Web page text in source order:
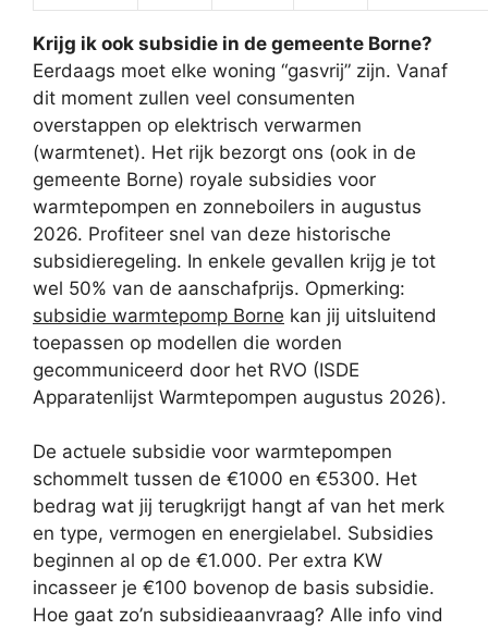
Krijg ik ook subsidie in de gemeente Borne?
Eerdaags moet elke woning “gasvrij” zijn. Vanaf
dit moment zullen veel consumenten
overstappen op elektrisch verwarmen
(warmtenet). Het rijk bezorgt ons (ook in de
gemeente Borne) royale subsidies voor
warmtepompen en zonneboilers in augustus
2026. Profiteer snel van deze historische
subsidieregeling. In enkele gevallen krijg je tot
wel 50% van de aanschafprijs. Opmerking:
subsidie warmtepomp Borne kan jij uitsluitend
toepassen op modellen die worden
gecommuniceerd door het RVO (ISDE
Apparatenlijst Warmtepompen augustus 2026).
De actuele subsidie voor warmtepompen
schommelt tussen de €1000 en €5300. Het
bedrag wat jij terugkrijgt hangt af van het merk
en type, vermogen en energielabel. Subsidies
beginnen al op de €1.000. Per extra KW
incasseer je €100 bovenop de basis subsidie.
Hoe gaat zo’n subsidieaanvraag? Alle info vind